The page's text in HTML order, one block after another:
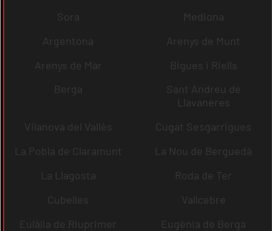
Sora
Mediona
Argentona
Arenys de Munt
Arenys de Mar
Bigues i Riells
Berga
Sant Andreu de
Llavaneres
Vilanova del Vallès
Cugat Sesgarrigues
La Pobla de Claramunt
La Nou de Berguedà
La Llagosta
Roda de Ter
Cubelles
Vallcebre
Eulàlia de Riuprimer
Eugènia de Berga